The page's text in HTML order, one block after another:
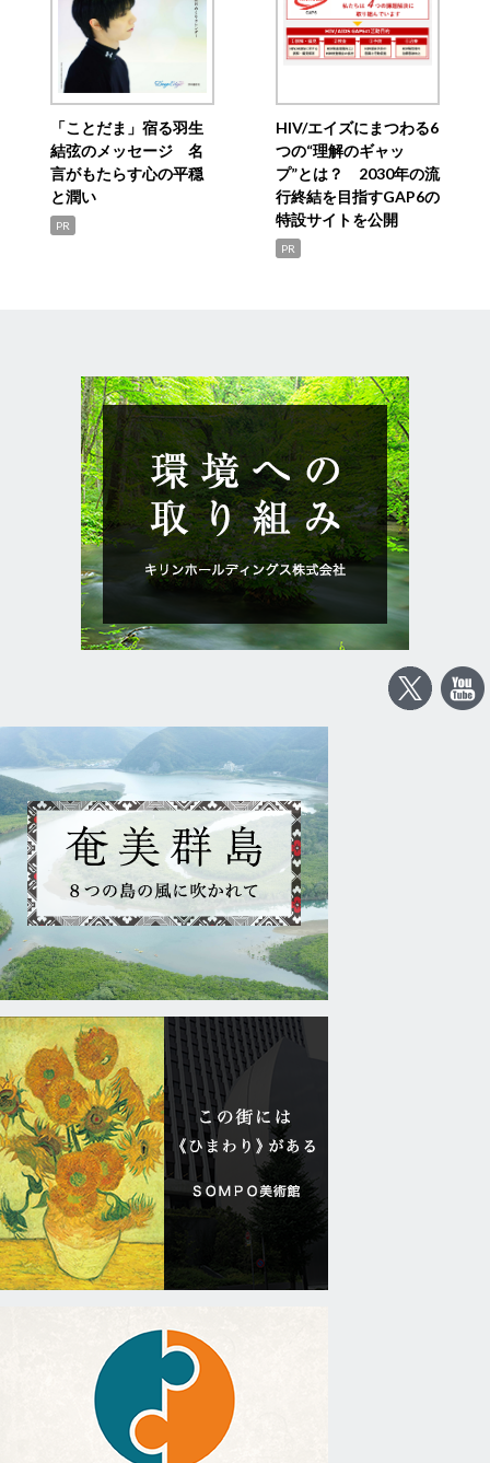
「ことだま」宿る羽生
結弦のメッセージ 名
言がもたらす心の平穏
と潤い
PR
HIV/エイズにまつわる6
つの“理解のギャッ
プ”とは？ 2030年の流
行終結を目指すGAP6の
特設サイトを公開
PR